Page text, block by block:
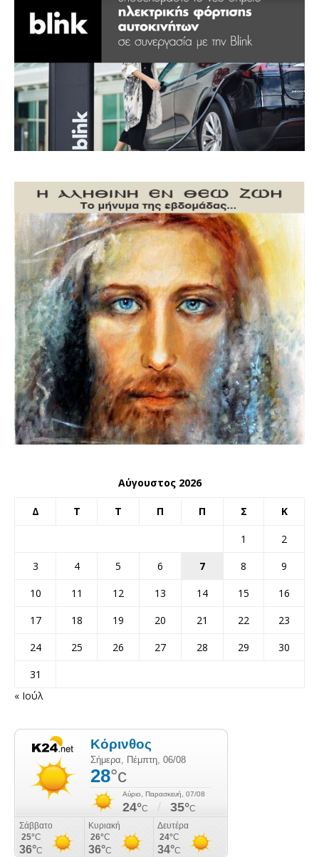
Αύγουστος 2026
Δ Τ Τ Π Π Σ Κ
1
2
3
4 5 6 7 8
9
10
11 12 13 14 15
16
17
18 19 20 21 22
23
24
25 26 27 28 29
30
31
« Ιούλ